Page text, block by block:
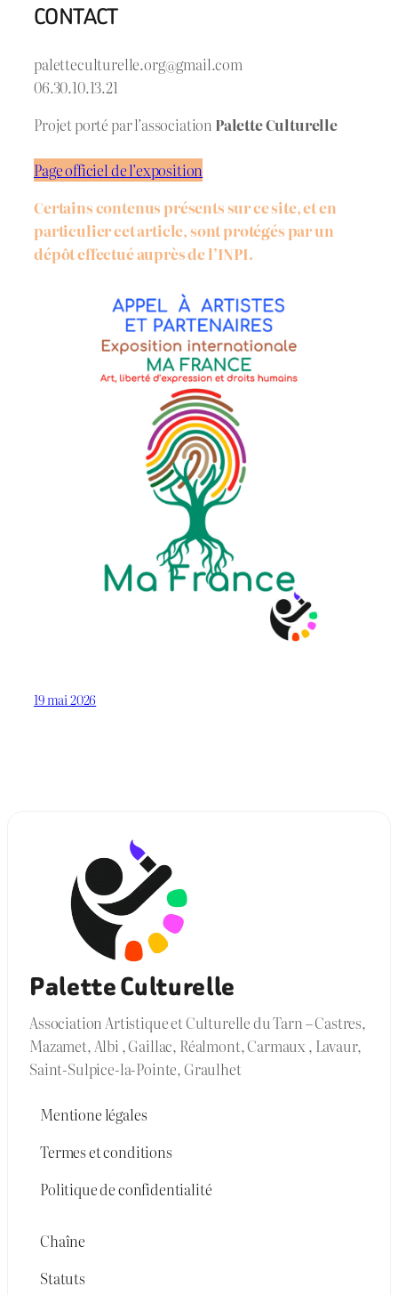
CONTACT
paletteculturelle.org@gmail.com
06.30.10.13.21
Projet porté par l’association Palette Culturelle
Page officiel de l’exposition
Certains contenus présents sur ce site, et en
particulier cet article, sont protégés par un
dépôt effectué auprès de l’INPI.
19 mai 2026
Palette Culturelle
Association Artistique et Culturelle du Tarn – Castres,
Mazamet, Albi , Gaillac, Réalmont, Carmaux , Lavaur,
Saint-Sulpice-la-Pointe, Graulhet
Mentione légales
Termes et conditions
Politique de confidentialité
Chaîne
Statuts